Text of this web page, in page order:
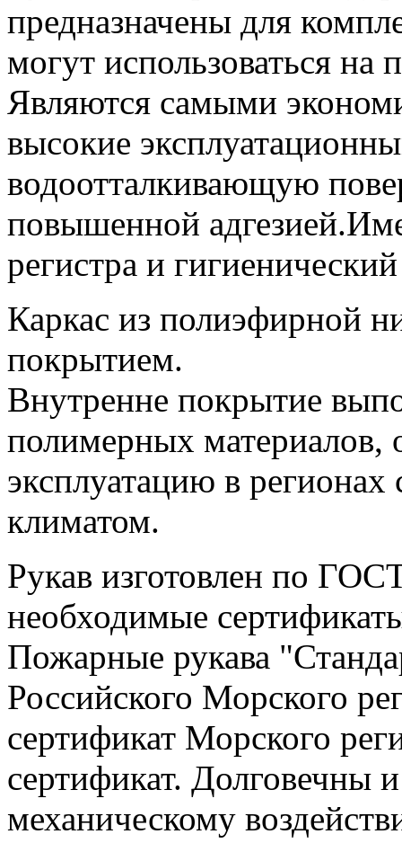
предназначены для
могут использоваться
Являются самыми
высокие
водоотталкивающую
повышенной
регистра и
Каркас из полиэфирной
покрытием.
Внутренне покрытие
полимерных материалов,
эксплуатацию в
климатом.
Рукав изготовлен по
необходимые
Пожарные рукава
Российского Морского
сертификат Морского
сертификат. Долговечны
механическому